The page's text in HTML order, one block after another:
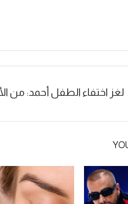
لغز اختفاء الطفل أحمد: من